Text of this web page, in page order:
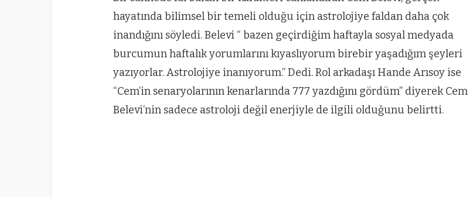
hayatında bilimsel bir temeli olduğu için astrolojiye faldan daha çok
inandığını söyledi. Belevi “ bazen geçirdiğim haftayla sosyal medyada
burcumun haftalık yorumlarını kıyaslıyorum birebir yaşadığım şeyleri
yazıyorlar. Astrolojiye inanıyorum.” Dedi. Rol arkadaşı Hande Arısoy ise
“Cem’in senaryolarının kenarlarında 777 yazdığını gördüm” diyerek Cem
Belevi’nin sadece astroloji değil enerjiyle de ilgili olduğunu belirtti.